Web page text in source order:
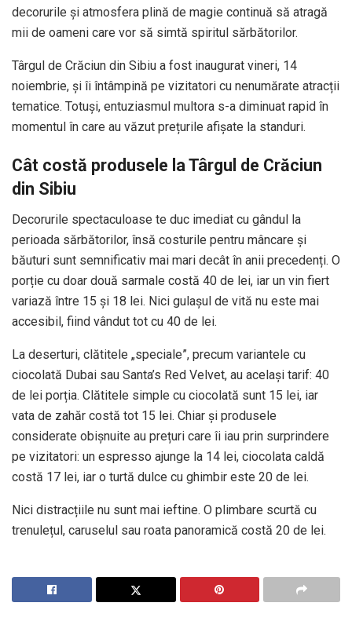
decorurile și atmosfera plină de magie continuă să atragă
mii de oameni care vor să simtă spiritul sărbătorilor.
Târgul de Crăciun din Sibiu a fost inaugurat vineri, 14
noiembrie, și îi întâmpină pe vizitatori cu nenumărate atracții
tematice. Totuși, entuziasmul multora s-a diminuat rapid în
momentul în care au văzut prețurile afișate la standuri.
Cât costă produsele la Târgul de Crăciun
din Sibiu
Decorurile spectaculoase te duc imediat cu gândul la
perioada sărbătorilor, însă costurile pentru mâncare și
băuturi sunt semnificativ mai mari decât în anii precedenți. O
porție cu doar două sarmale costă 40 de lei, iar un vin fiert
variază între 15 și 18 lei. Nici gulașul de vită nu este mai
accesibil, fiind vândut tot cu 40 de lei.
La deserturi, clătitele „speciale”, precum variantele cu
ciocolată Dubai sau Santa’s Red Velvet, au același tarif: 40
de lei porția. Clătitele simple cu ciocolată sunt 15 lei, iar
vata de zahăr costă tot 15 lei. Chiar și produsele
considerate obișnuite au prețuri care îi iau prin surprindere
pe vizitatori: un espresso ajunge la 14 lei, ciocolata caldă
costă 17 lei, iar o turtă dulce cu ghimbir este 20 de lei.
Nici distracțiile nu sunt mai ieftine. O plimbare scurtă cu
trenulețul, caruselul sau roata panoramică costă 20 de lei.